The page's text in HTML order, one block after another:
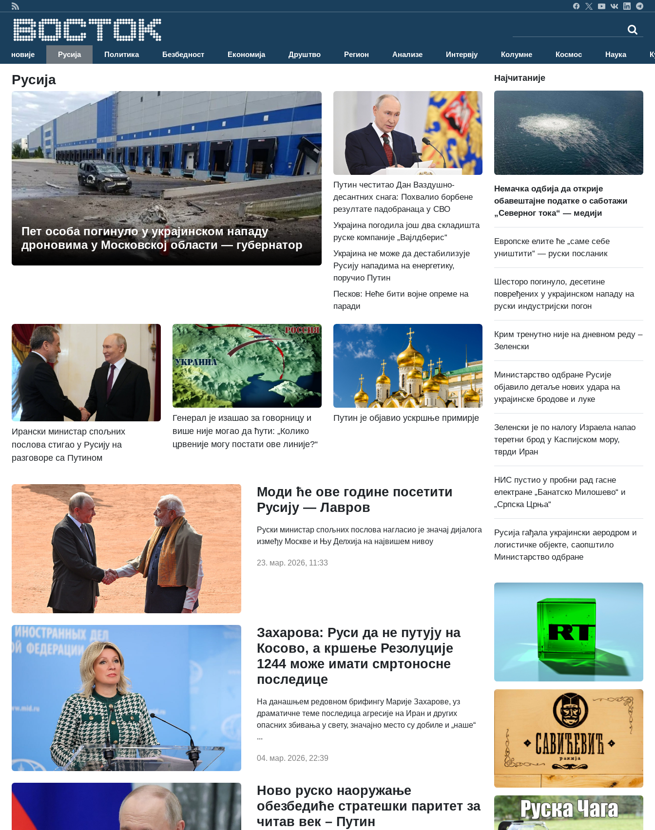
Најновије Русија Политика Безбедност Економија Друштво Регион Анализе Интервју Колумне Космос Наука
Русија
Пет особа погинуло у украјинском нападу
дроновима у Московској области — губернатор
Путин честитао Дан Ваздушно-
десантних снага: Похвалио борбене
резултате падобранаца у СВО
Украјина погодила још два складишта
руске компаније „Вајлдберис“
Украјина не може да дестабилизује
Русију нападима на енергетику,
поручио Путин
Песков: Неће бити војне опреме на
паради
Ирански министар спољних
послова стигао у Русију на
разговоре са Путином
Генерал је изашао за говорницу и
више није могао да ћути: „Колико
црвеније могу постати ове линије?“
Путин је објавио ускршње примирје
Моди ће ове године посетити
Русију — Лавров
Руски министар спољних послова нагласио је значај дијалога
између Москве и Њу Делхија на највишем нивоу
23. мар. 2026, 11:33
Захарова: Руси да не путују на
Косово, а кршење Резолуције
1244 може имати смртоносне
последице
На данашњем редовном брифингу Марије Захарове, уз
драматичне теме последица агресије на Иран и других
опасних збивања у свету, значајно место су добиле и „наше“
...
04. мар. 2026, 22:39
Ново руско наоружање
обезбедиће стратешки паритет за
читав век – Путин
Најчитаније
Немачка одбија да открије
обавештајне податке о саботажи
„Северног тока“ — медији
Европске елите ће „саме себе
уништити“ — руски посланик
Шесторо погинуло, десетине
повређених у украјинском нападу на
руски индустријски погон
Крим тренутно није на дневном реду –
Зеленски
Министарство одбране Русије
објавило детаље нових удара на
украјинске бродове и луке
Зеленски је по налогу Израела напао
теретни брод у Каспијском мору,
тврди Иран
НИС пустио у пробни рад гасне
електране „Банатско Милошево“ и
„Српска Црња“
Русија гађала украјински аеродром и
логистичке објекте, саопштило
Министарство одбране